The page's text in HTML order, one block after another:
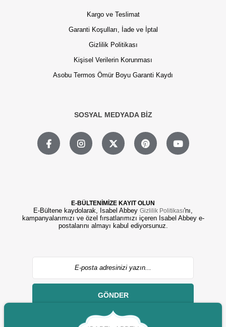
Kargo ve Teslimat
Garanti Koşulları, İade ve İptal
Gizlilik Politikası
Kişisel Verilerin Korunması
Asobu Termos Ömür Boyu Garanti Kaydı
SOSYAL MEDYADA BİZ
E-BÜLTENİMİZE KAYIT OLUN
E-Bültene kaydolarak, Isabel Abbey Gizlilik Politikası'nı,
kampanyalarımızı ve özel fırsatlarımızı içeren Isabel Abbey e-
postalarını almayı kabul ediyorsunuz.
GÖNDER